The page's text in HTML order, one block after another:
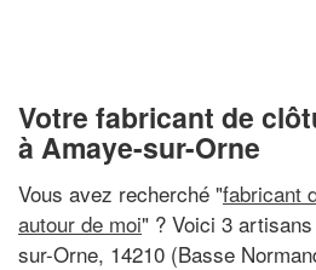
Votre fabricant de
à Amaye-sur-Orne
Vous avez recherché "fabricant
autour de moi" ? Voici 3
sur-Orne, 14210 (Basse